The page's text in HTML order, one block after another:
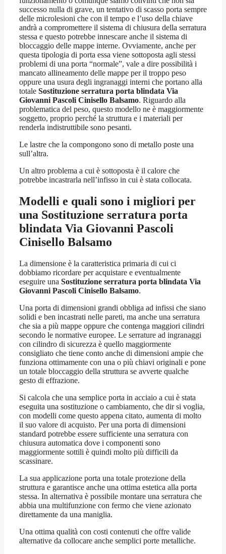
successo nulla di grave, un tentativo di scasso porta sempre
delle microlesioni che con il tempo e l’uso della chiave
andrà a compromettere il sistema di chiusura della serratura
stessa e questo potrebbe innescare anche il sistema di
bloccaggio delle mappe interne. Ovviamente, anche per
questa tipologia di porta essa viene sottoposta agli stessi
problemi di una porta “normale”, vale a dire possibilità i
mancato allineamento delle mappe per il troppo peso
oppure una usura degli ingranaggi interni che portano alla
totale Sostituzione serratura porta blindata Via
Giovanni Pascoli Cinisello Balsamo. Riguardo alla
problematica del peso, questo modello ne è maggiormente
soggetto, proprio perché la struttura e i materiali per
renderla indistruttibile sono pesanti.
Le lastre che la compongono sono di metallo poste una
sull’altra.
Un altro problema a cui è sottoposta è il calore che
potrebbe incastrarla nell’infisso in cui è stata collocata.
Modelli e quali sono i migliori per
una Sostituzione serratura porta
blindata Via Giovanni Pascoli
Cinisello Balsamo
La dimensione è la caratteristica primaria di cui ci
dobbiamo ricordare per acquistare e eventualmente
eseguire una Sostituzione serratura porta blindata Via
Giovanni Pascoli Cinisello Balsamo.
Una porta di dimensioni grandi obbliga ad infissi che siano
solidi e ben incastrati nelle pareti, ma anche una serratura
che sia a più mappe oppure che contenga maggiori cilindri
secondo le normative europee. Le serrature ad ingranaggi
con cilindro di sicurezza è quello maggiormente
consigliato che tiene conto anche di dimensioni ampie che
funziona ottimamente con una o più chiavi originali e pone
un totale bloccaggio della struttura se avverte qualche
gesto di effrazione.
Si calcola che una semplice porta in acciaio a cui è stata
eseguita una sostituzione o cambiamento, che dir si voglia,
con modelli come questo appena citato, aumenta di molto
il suo valore di acquisto. Per una porta di dimensioni
standard potrebbe essere sufficiente una serratura con
chiusura automatica dove i componenti sono
maggiormente sottili è quindi molto più difficili da
scassinare.
La sua applicazione porta una totale protezione della
struttura e garantisce anche una ottima estetica alla porta
stessa. In alternativa è possibile montare una serratura che
abbia una multifunzione con fermo che viene azionato
direttamente da una maniglia.
Una ottima qualità con costi contenuti che offre valide
alternative da collocare anche semplici porte metalliche.